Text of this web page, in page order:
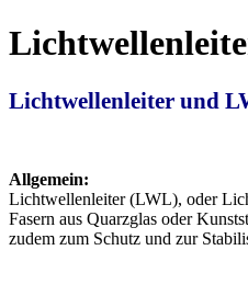
Lichtwellenleiter und
Allgemein:
Lichtwellenleiter (LWL), oder
Fasern aus Quarzglas oder
zudem zum Schutz und zur